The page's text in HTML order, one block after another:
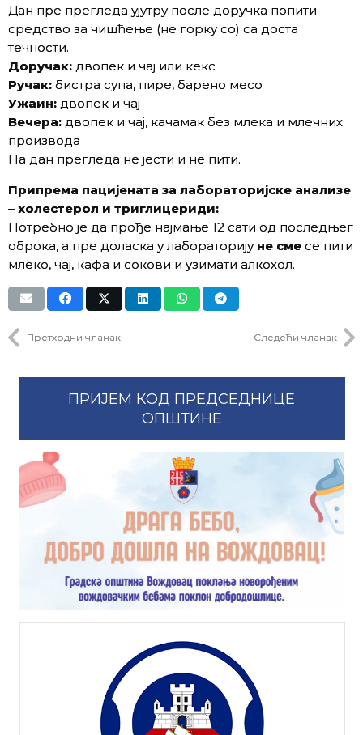
Дан пре прегледа ујутру после доручка попити
средство за чишћење (не горку со) са доста
течности.
Доручак: двопек и чај или кекс
Ручак: бистра супа, пире, барено месо
Ужаин: двопек и чај
Вечера: двопек и чај, качамак без млека и млечних
производа
На дан прегледа не јести и не пити.
Припрема пацијената за лабораторијске анализе
– холестерол и триглицериди:
Потребно је да прође најмање 12 сати од последњег
оброка, а пре доласка у лабораторију не сме се пити
млеко, чај, кафа и сокови и узимати алкохол.
Претходни чланак Следећи чланак
ПРИЈЕМ КОД ПРЕДСЕДНИЦЕ
ОПШТИНЕ